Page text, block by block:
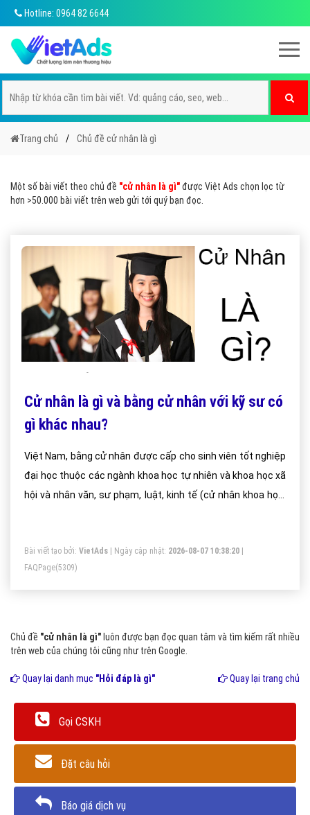
Hotline: 0964 82 6644
Trang chủ Chủ đề cử nhân là gì
Một số bài viết theo chủ đề "cử nhân là gì"được Việt Ads chọn lọc từ
hơn >50.000 bài viết trên web gửi tới quý bạn đọc.
Cử nhân là gì và bằng cử nhân với kỹ sư có
gì khác nhau?
Việt Nam, bằng cử nhân được cấp cho sinh viên tốt nghiệp
đại học thuộc các ngành khoa học tự nhiên và khoa học xã
hội và nhân văn, sư phạm, luật, kinh tế (cử nhân khoa học,
Bài viết tạo bởi: VietAds | Ngày cập nhật: 2026-08-07 10:38:20
FAQPage(5309)
Chủ đề "cử nhân là gì" luôn được bạn đọc quan tâm và tìm kiếm rất nhiều
trên web của chúng tôi cũng như trên Google.
Quay lại danh mục "Hỏi đáp là gì" Quay lại trang chủ
Gọi CSKH
Đặt câu hỏi
Báo giá dịch vụ